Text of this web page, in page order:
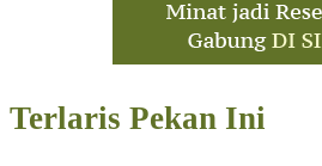
Terlaris Pekan Ini